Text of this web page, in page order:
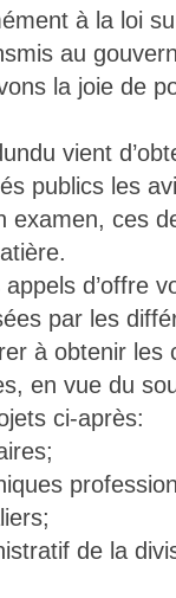
à la loi
au
la joie de
vient
publics les
examen, ces
d’offre
par les
à obtenir les
en vue du
ci-après:
de la